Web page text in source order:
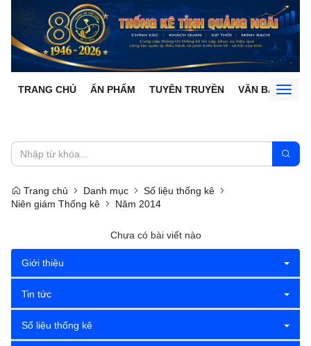
TRANG CHỦ ẤN PHẨM TUYÊN TRUYỀN VĂN BẢN
Trang chủ Danh mục
Số liệu thống kê
Niên giám Thống kê
Năm 2014
Chưa có bài viết nào
Giới thiệu
Tin tức
Số liệu thống kê